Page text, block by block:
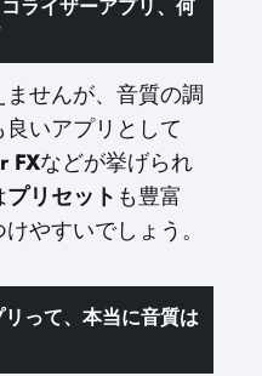
ライザーアプリ、何
ませんが、音質の調
いアプリとして
FXなどが挙げられ
プリセット も豊富
やすいでしょう。
って、本当に音質は